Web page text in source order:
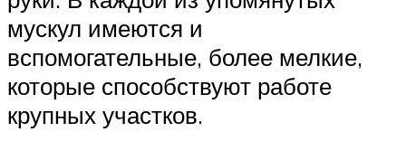
мускул имеются и
вспомогательные, более мелкие,
которые способствуют работе
крупных участков.